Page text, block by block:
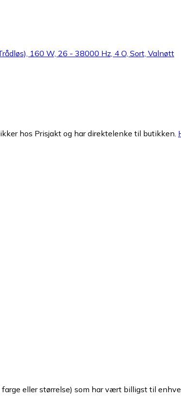
160 W, 26 - 38000 Hz, 4 O, Sort, Valnøtt
hos Prisjakt og har direktelenke til butikken.
eller størrelse) som har vært billigst til